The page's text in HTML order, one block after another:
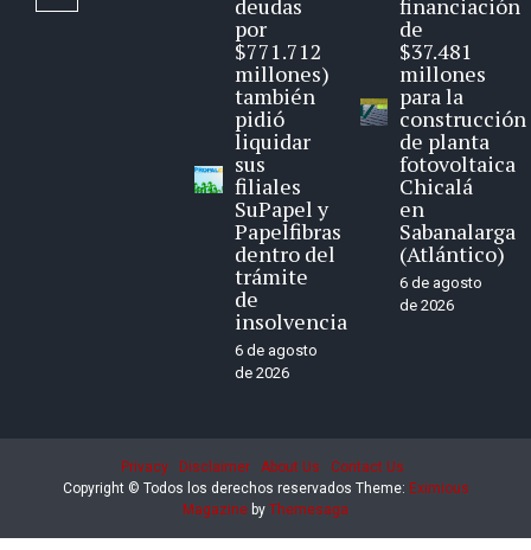
deudas
por
$771.712
millones)
también
pidió
liquidar
sus
filiales
SuPapel y
Papelfibras
dentro del
trámite
de
insolvencia
6 de agosto
de 2026
financiación
de
$37.481
millones
para la
construcción
de planta
fotovoltaica
Chicalá
en
Sabanalarga
(Atlántico)
6 de agosto
de 2026
Privacy Disclaimer About Us
Contact Us
Copyright © Todos los derechos reservados Theme: Eximious
Magazine by Themesaga